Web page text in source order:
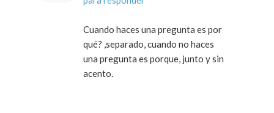
Cuando haces una pregunta es por
qué? ,separado, cuando no haces
una pregunta es porque, junto y sin
acento.